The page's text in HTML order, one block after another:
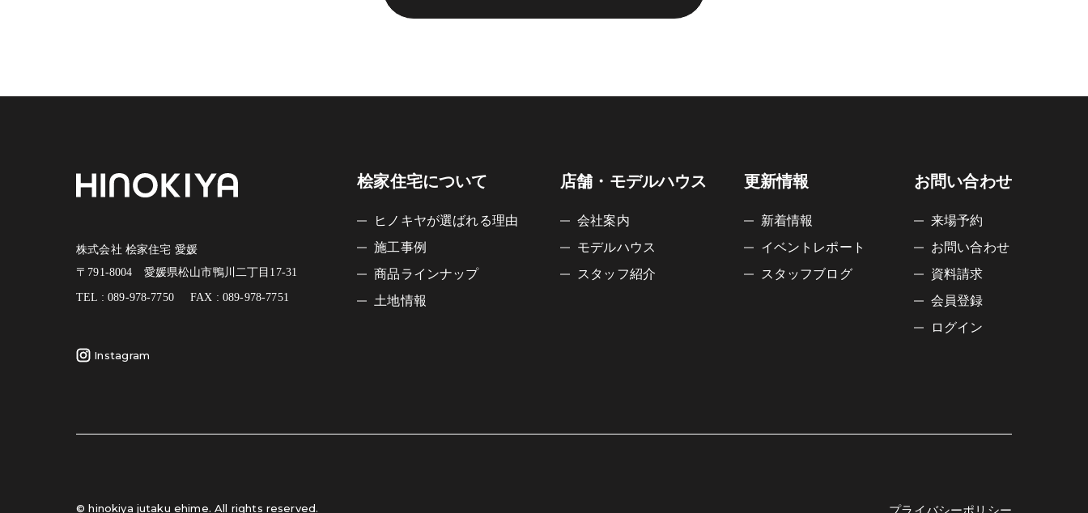
桧家住宅について
ヒノキヤが選ばれる理由
施工事例
商品ラインナップ
土地情報
店舗・モデルハウス
会社案内
モデルハウス
スタッフ紹介
更新情報
新着情報
イベントレポート
スタッフブログ
お問い合わせ
来場予約
お問い合わせ
資料請求
会員登録
ログイン
株式会社 桧家住宅 愛媛
〒791-8004 愛媛県松山市鴨川二丁目17-31
TEL : 089-978-7750 FAX : 089-978-7751
Instagram
© hinokiya jutaku ehime. All rights reserved.